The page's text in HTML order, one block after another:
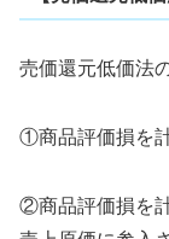
売価還元低価法
①商品評価損を
②商品評価損を